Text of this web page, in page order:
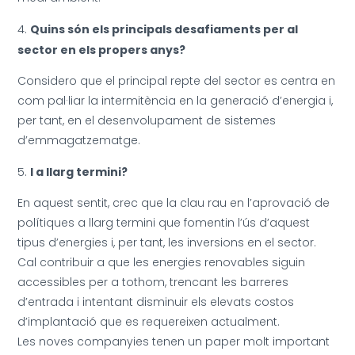
Quins són els principals desafiaments per al
sector en els propers anys?
Considero que el principal repte del sector es centra en
com pal·liar la intermitència en la generació d’energia i,
per tant, en el desenvolupament de sistemes
d’emmagatzematge.
I a llarg termini?
En aquest sentit, crec que la clau rau en l’aprovació de
polítiques a llarg termini que fomentin l’ús d’aquest
tipus d’energies i, per tant, les inversions en el sector.
Cal contribuir a que les energies renovables siguin
accessibles per a tothom, trencant les barreres
d’entrada i intentant disminuir els elevats costos
d’implantació que es requereixen actualment.
Les noves companyies tenen un paper molt important